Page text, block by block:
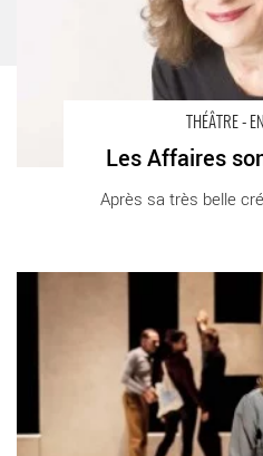
THÉÂTRE -
Les Affaires
Après sa très belle
No(s) Révolution(s) - Critique